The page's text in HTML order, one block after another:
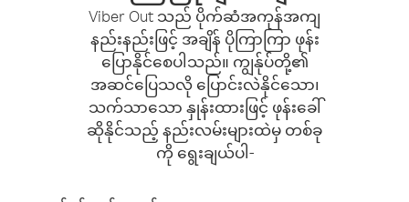
Viber Out သည် ပိုက်ဆံအကုန်အကျ
နည်းနည်းဖြင့် အချိန် ပိုကြာကြာ ဖုန်း
ပြောနိုင်စေပါသည်။ ကျွန်ုပ်တို့၏
အဆင်ပြေသလို ပြောင်းလဲနိုင်သော၊
သက်သာသော နှုန်းထားဖြင့် ဖုန်းခေါ်
ဆိုနိုင်သည့် နည်းလမ်းများထဲမှ တစ်ခု
ကို ရွေးချယ်ပါ-